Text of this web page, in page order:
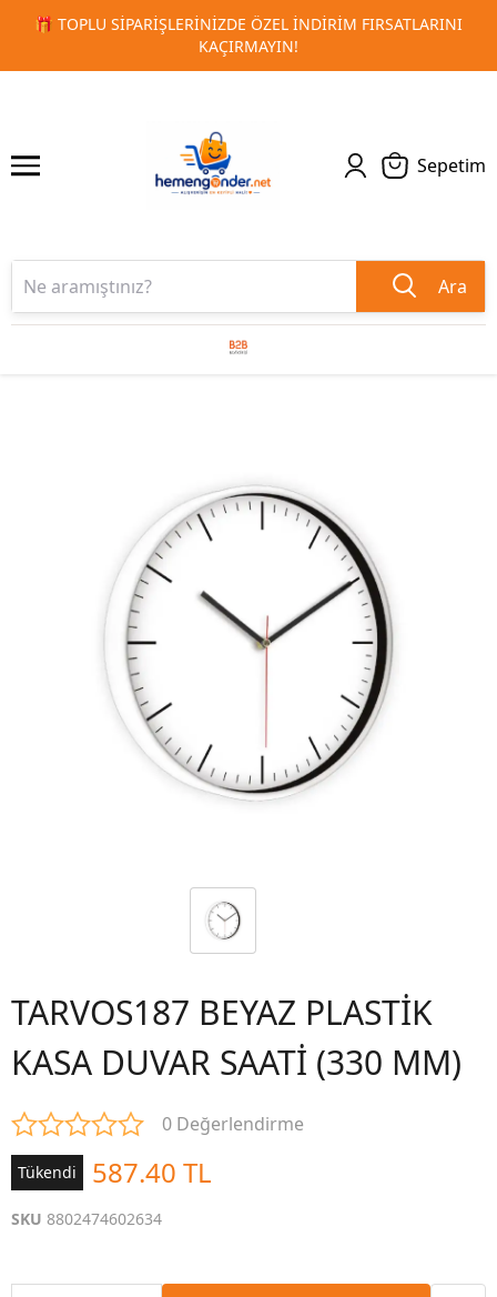
🚀 KURUMSAL PROMOSYON VE MATBAA
1 2
Sepetim
Ara
TARVOS187 BEYAZ PLASTİK
KASA DUVAR SAATİ (330 MM)
0 Değerlendirme
Tükendi 587.40 TL
SKU 8802474602634